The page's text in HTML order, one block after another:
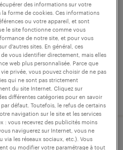
€ par année
des informations sur votre
forme de cookies. Ces informations
ou votre appareil, et sont
le site fonctionne comme vous
de notre site, et pour vous
d’autres sites. En général, ces
vous identifier directement, mais elles
web plus personnalisée. Parce que
privée, vous pouvez choisir de ne pas
qui ne sont pas strictement
du site Internet. Cliquez sur
différentes catégories pour en savoir
défaut. Toutefois, le refus de certains
navigation sur le site et les services
: vous recevrez des publicités moins
naviguerez sur Internet, vous ne
via les réseaux sociaux, etc.). Vous
ou modifier votre paramétrage à tout